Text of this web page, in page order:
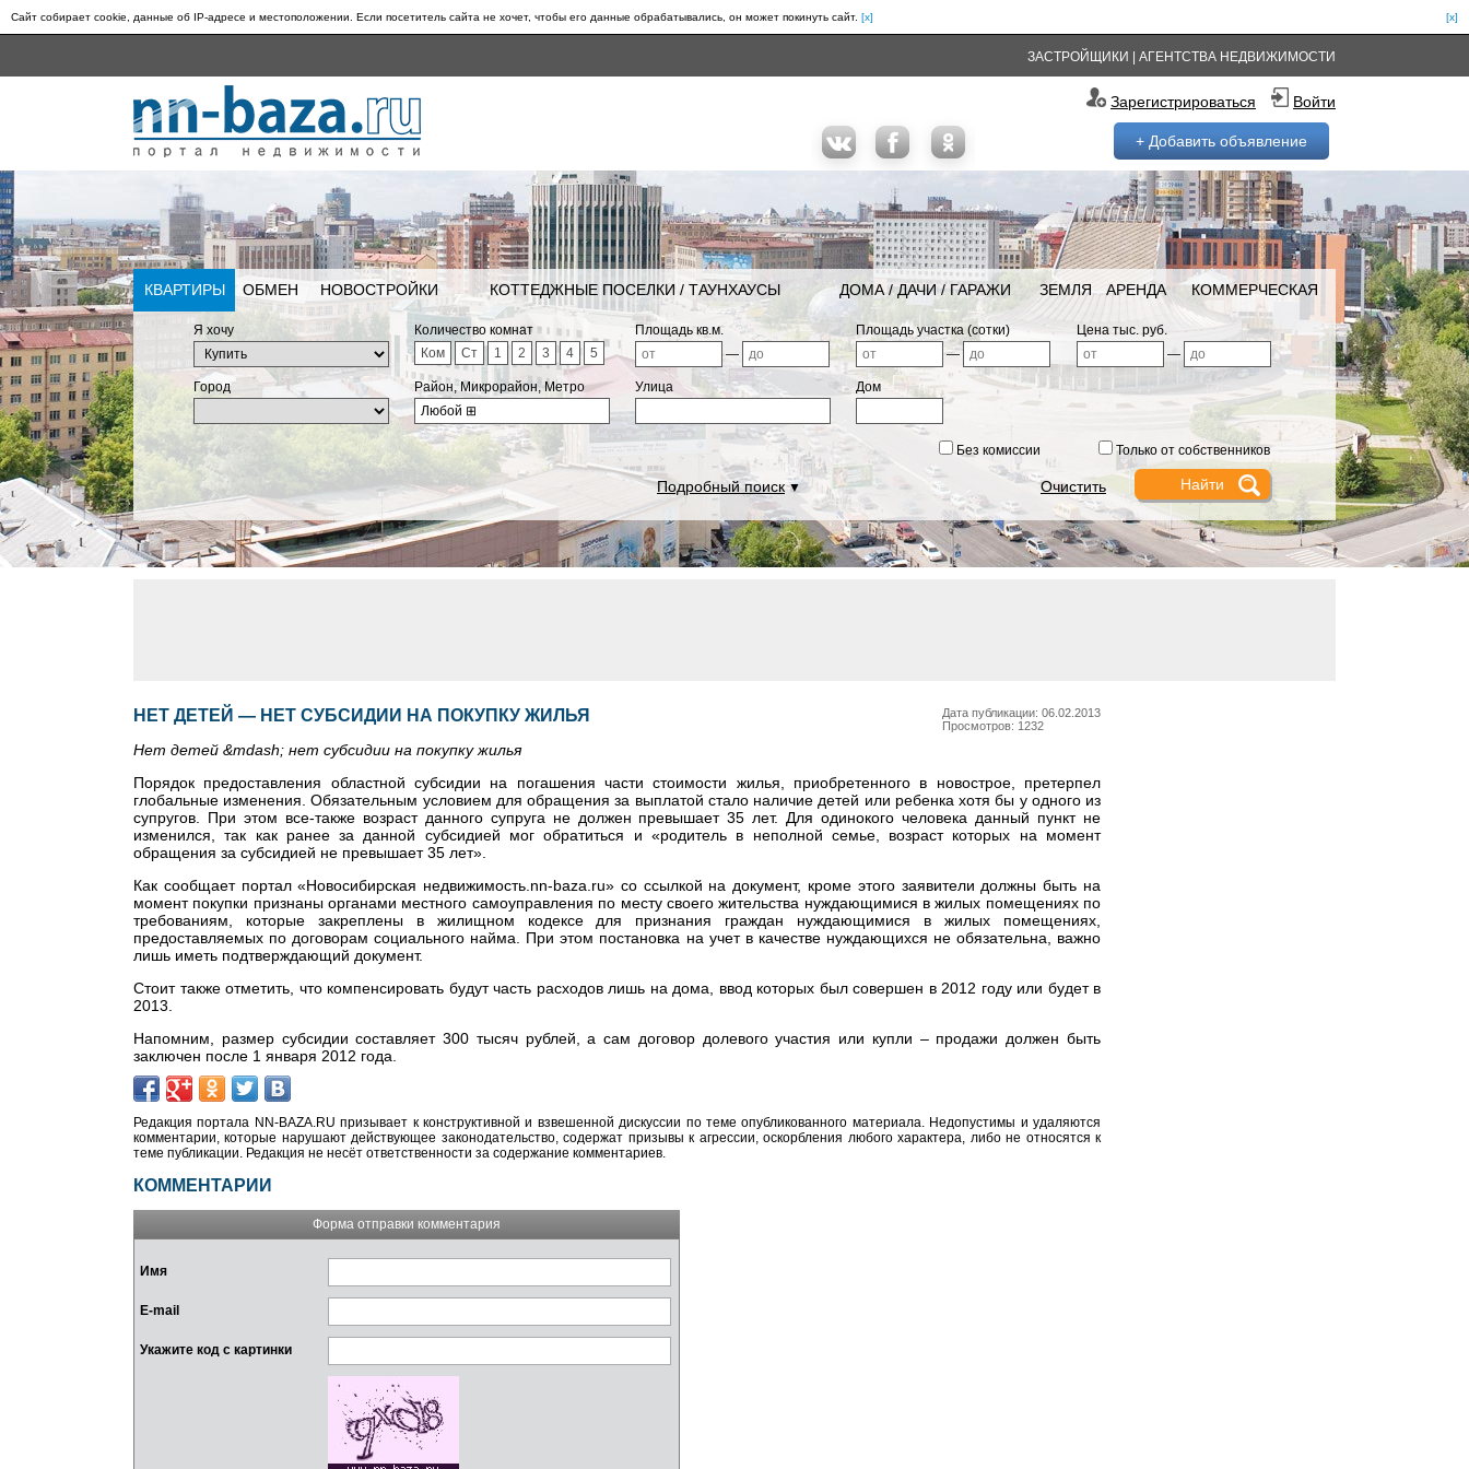
Сайт собирает cookie, данные об IP-адресе и местоположении. Если посетитель сайта не хочет, чтобы его данные обрабатывались, он может покинуть сайт. [x]
[x]
ЗАСТРОЙЩИКИ АГЕНТСТВА НЕДВИЖИМОСТИ
Зарегистрироваться Войти
+ Добавить объявление
КВАРТИРЫ ОБМЕН НОВОСТРОЙКИ КОТТЕДЖНЫЕ ПОСЕЛКИ / ТАУНХАУСЫ ДОМА / ДАЧИ / ГАРАЖИ ЗЕМЛЯ АРЕНДА КОММЕРЧЕСКАЯ
Я хочу
Количество комнат
Ком
Ст 1 2 3 4 5
Площадь кв.м.
—
Площадь участка (сотки)
—
Цена тыс. руб.
—
Город
Район, Микрорайон, Метро
Любой ⊞
Улица Дом
Без комиссии Только от собственников
Подробный поиск▼ Очистить
Дата публикации: 06.02.2013
Просмотров: 1232
НЕТ ДЕТЕЙ — НЕТ СУБСИДИИ НА ПОКУПКУ ЖИЛЬЯ
Нет детей &mdash; нет субсидии на покупку жилья
Порядок предоставления областной субсидии на погашения части стоимости жилья, приобретенного в новострое, претерпел
глобальные изменения. Обязательным условием для обращения за выплатой стало наличие детей или ребенка хотя бы у одного из
супругов. При этом все-также возраст данного супруга не должен превышает 35 лет. Для одинокого человека данный пункт не
изменился, так как ранее за данной субсидией мог обратиться и «родитель в неполной семье, возраст которых на момент
обращения за субсидией не превышает 35 лет».
Как сообщает портал «Новосибирская недвижимость.nn-baza.ru» со ссылкой на документ, кроме этого заявители должны быть на
момент покупки признаны органами местного самоуправления по месту своего жительства нуждающимися в жилых помещениях по
требованиям, которые закреплены в жилищном кодексе для признания граждан нуждающимися в жилых помещениях,
предоставляемых по договорам социального найма. При этом постановка на учет в качестве нуждающихся не обязательна, важно
лишь иметь подтверждающий документ.
Стоит также отметить, что компенсировать будут часть расходов лишь на дома, ввод которых был совершен в 2012 году или будет в
2013.
Напомним, размер субсидии составляет 300 тысяч рублей, а сам договор долевого участия или купли – продажи должен быть
заключен после 1 января 2012 года.
Редакция портала NN-BAZA.RU призывает к конструктивной и взвешенной дискуссии по теме опубликованного материала. Недопустимы и удаляются
комментарии, которые нарушают действующее законодательство, содержат призывы к агрессии, оскорбления любого характера, либо не относятся к
теме публикации. Редакция не несёт ответственности за содержание комментариев.
КОММЕНТАРИИ
Форма отправки комментария
Имя
E-mail
Укажите код с картинки